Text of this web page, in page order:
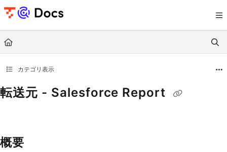
Documentation Index
Use this file to discover all available pages before exploring further.
カテゴリ表示
転送元 - Salesforce Report
概要